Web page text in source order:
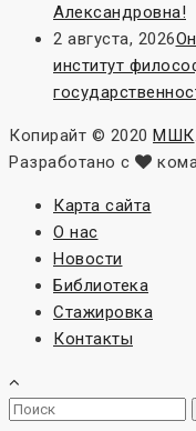
Александровна!
2 августа, 2026
институт
Копирайт © 2020 МШК
Разработано с
Карта сайта
О нас
Новости
Библиотека
Стажировка
Контакты